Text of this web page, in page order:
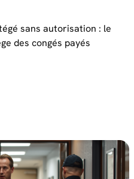
sans autorisation : le
des congés payés